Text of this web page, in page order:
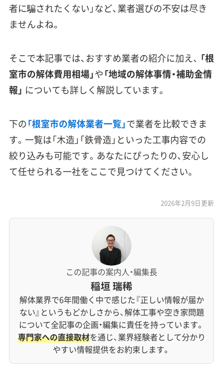
者に騙されたくない」など、業者選びの不安は尽き
ませんよね。
そこで本記事では、おすすめ業者の紹介に加え、 「根
室市の解体費用相場」や「地域の解体事情・補助金情
報」 についても詳しく解説しています。
下の「根室市の解体業者一覧」で業者を比較できま
す。一覧は「木造」「鉄骨造」といった工事内容での
絞り込みも可能です。あなたにぴったりの、安心し
て任せられる一社をここで見つけてください。
2026年2月9日更新
この記事の案内人・編集長
稲垣 瑞稀
解体業界で6年間働く中で感じた『正しい情報が届か
ない』というもどかしさから、解体工事や空き家問題
について全記事の企画・編集に責任を持っています。
専門家への直接取材を通じ、業界経験者として分かり
やすい情報提供をお約束します。